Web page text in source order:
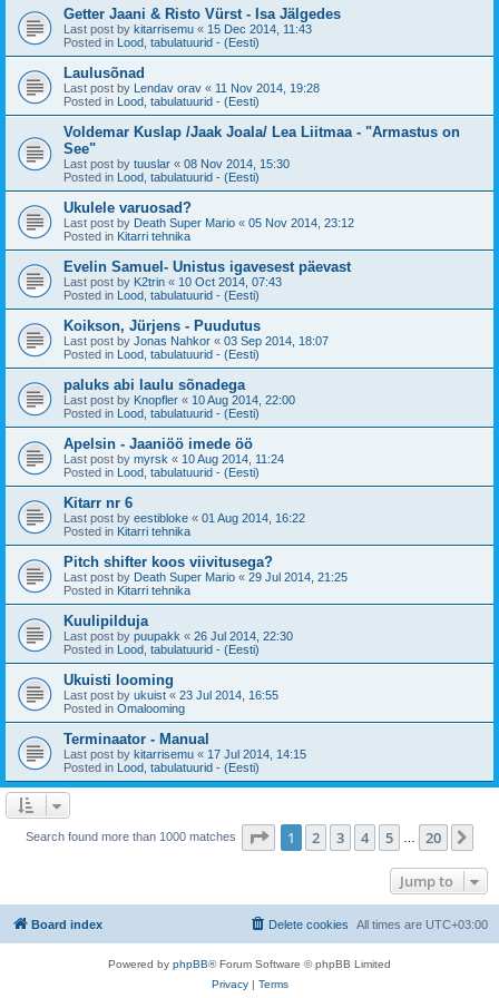
Getter Jaani & Risto Vürst - Isa Jälgedes
Last post by kitarrisemu « 15 Dec 2014, 11:43
Posted in Lood, tabulatuurid - (Eesti)
Laulusõnad
Last post by Lendav orav « 11 Nov 2014, 19:28
Posted in Lood, tabulatuurid - (Eesti)
Voldemar Kuslap /Jaak Joala/ Lea Liitmaa - "Armastus on
See"
Last post by tuuslar « 08 Nov 2014, 15:30
Posted in Lood, tabulatuurid - (Eesti)
Ukulele varuosad?
Last post by Death Super Mario « 05 Nov 2014, 23:12
Posted in Kitarri tehnika
Evelin Samuel- Unistus igavesest päevast
Last post by K2trin « 10 Oct 2014, 07:43
Posted in Lood, tabulatuurid - (Eesti)
Koikson, Jürjens - Puudutus
Last post by Jonas Nahkor « 03 Sep 2014, 18:07
Posted in Lood, tabulatuurid - (Eesti)
paluks abi laulu sõnadega
Last post by Knopfler « 10 Aug 2014, 22:00
Posted in Lood, tabulatuurid - (Eesti)
Apelsin - Jaaniöö imede öö
Last post by myrsk « 10 Aug 2014, 11:24
Posted in Lood, tabulatuurid - (Eesti)
Kitarr nr 6
Last post by eestibloke « 01 Aug 2014, 16:22
Posted in Kitarri tehnika
Pitch shifter koos viivitusega?
Last post by Death Super Mario « 29 Jul 2014, 21:25
Posted in Kitarri tehnika
Kuulipilduja
Last post by puupakk « 26 Jul 2014, 22:30
Posted in Lood, tabulatuurid - (Eesti)
Ukuisti looming
Last post by ukuist « 23 Jul 2014, 16:55
Posted in Omalooming
Terminaator - Manual
Last post by kitarrisemu « 17 Jul 2014, 14:15
Posted in Lood, tabulatuurid - (Eesti)
Search found more than 1000 matches Page 1of 20
1 2 3 4 5 20
Jump to
Board index All times are UTC+03:00
Delete cookies
Powered by phpBB® Forum Software © phpBB Limited
Privacy| Terms